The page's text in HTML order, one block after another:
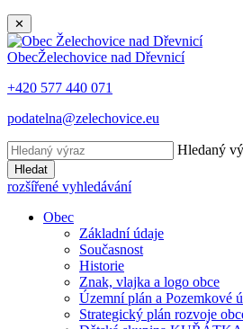
✕
ObecŽelechovice nad Dřevnicí
+420 577 440 071
podatelna@zelechovice.eu
Hledaný
Hledat
rozšířené vyhledávání
Obec
Základní údaje
Současnost
Historie
Znak, vlajka a logo obce
Územní plán a Pozemkové
Strategický plán rozvoje